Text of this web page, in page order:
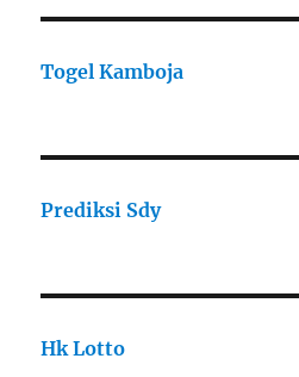
Togel Kamboja
Prediksi Sdy
Hk Lotto